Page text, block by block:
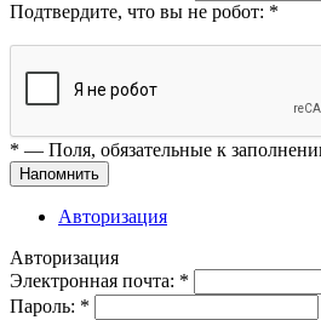
Подтвердите, что вы не робот: *
* — Поля, обязательные к
Напомнить
Авторизация
Авторизация
Электронная почта: *
Пароль: *